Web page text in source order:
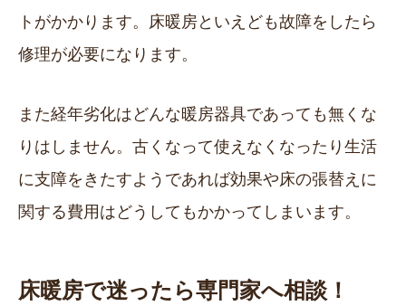
トがかかります。床暖房といえども故障をしたら
修理が必要になります。
また経年劣化はどんな暖房器具であっても無くな
りはしません。古くなって使えなくなったり生活
に支障をきたすようであれば効果や床の張替えに
関する費用はどうしてもかかってしまいます。
床暖房で迷ったら専門家へ相談！